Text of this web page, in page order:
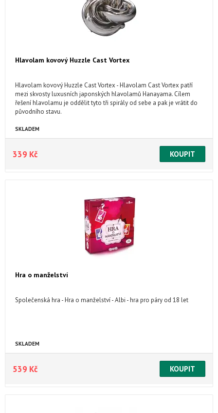
Hlavolam kovový Huzzle Cast Vortex
Hlavolam kovový Huzzle Cast Vortex - Hlavolam Cast Vortex patří
mezi skvosty luxusních japonských hlavolamů Hanayama. Cílem
řešení hlavolamu je oddělit tyto tři spirály od sebe a pak je vrátit do
původního stavu.
SKLADEM
339 Kč
Hra o manželství
Společenská hra - Hra o manželství - Albi - hra pro páry od 18 let
SKLADEM
539 Kč